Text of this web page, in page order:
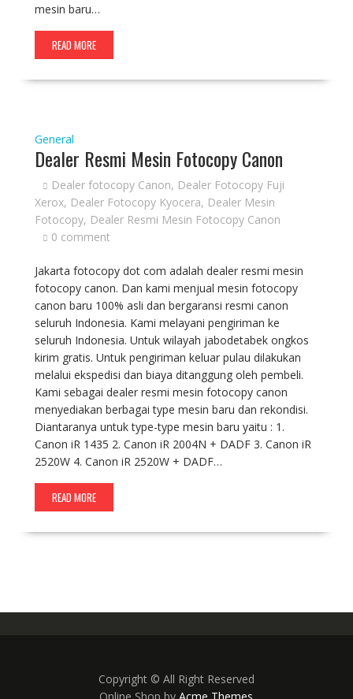
mesin baru…
READ MORE
General
Dealer Resmi Mesin Fotocopy Canon
Dealer fotocopy Canon, Dealer Fotocopy Fuji
Xerox, Dealer Fotocopy Kyocera, Dealer Mesin
Fotocopy, Dealer Resmi Mesin Fotocopy Canon
0 comment
Jakarta fotocopy dot com adalah dealer resmi mesin
fotocopy canon. Dan kami menjual mesin fotocopy
canon baru 100% asli dan bergaransi resmi canon
seluruh Indonesia. Kami melayani pengiriman ke
seluruh Indonesia. Untuk wilayah jabodetabek ongkos
kirim gratis. Untuk pengiriman keluar pulau dilakukan
melalui ekspedisi dan biaya ditanggung oleh pembeli.
Kami sebagai dealer resmi mesin fotocopy canon
menyediakan berbagai type mesin baru dan rekondisi.
Diantaranya untuk type-type mesin baru yaitu : 1.
Canon iR 1435 2. Canon iR 2004N + DADF 3. Canon iR
2520W 4. Canon iR 2520W + DADF…
READ MORE
Copyright © All Right Reserved